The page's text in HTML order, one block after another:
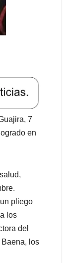
7
en
pliego
los
del
los